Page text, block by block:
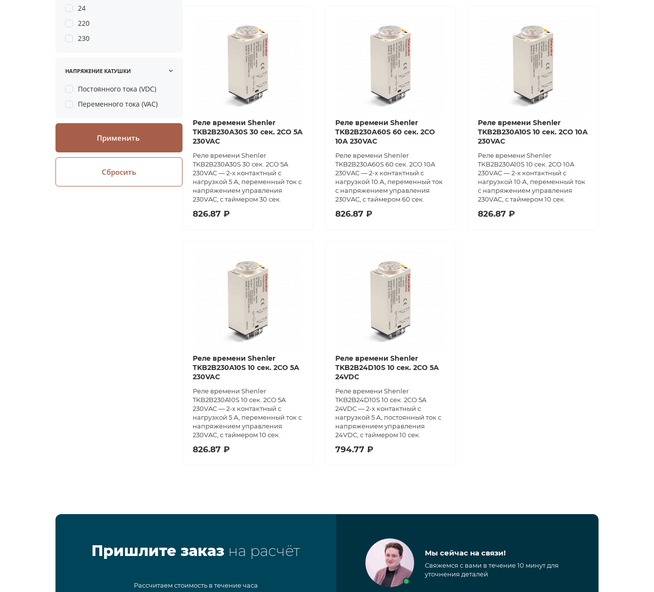
24
220
230
НАПРЯЖЕНИЕ КАТУШКИ
Постоянного тока (VDC)
Переменного тока (VAC)
Применить
Сбросить
Реле времени Shenler
TKB2B230A30S 30 сек. 2СО 5A
230VAC
Реле времени Shenler
TKB2B230A30S 30 сек. 2СО 5A
230VAC — 2-х контактный с
нагрузкой 5 А, переменный ток с
напряжением управления
230VAC, с таймером 30 сек.
826.87 ₽
Реле времени Shenler
TKB2B230A60S 60 сек. 2СО
10A 230VAC
Реле времени Shenler
TKB2B230A60S 60 сек. 2СО 10A
230VAC — 2-х контактный с
нагрузкой 10 А, переменный ток
с напряжением управления
230VAC, с таймером 60 сек.
826.87 ₽
Реле времени Shenler
TKB2B230A10S 10 сек. 2СО 10A
230VAC
Реле времени Shenler
TKB2B230A10S 10 сек. 2СО 10A
230VAC — 2-х контактный с
нагрузкой 10 А, переменный ток
с напряжением управления
230VAC, с таймером 10 сек.
826.87 ₽
Реле времени Shenler
TKB2B230A10S 10 сек. 2CO 5A
230VAC
Реле времени Shenler
TKB2B230A10S 10 сек. 2CO 5A
230VAC — 2-х контактный с
нагрузкой 5 А, переменный ток с
напряжением управления
230VAC, с таймером 10 сек.
826.87 ₽
Реле времени Shenler
TKB2B24D10S 10 сек. 2CO 5A
24VDC
Реле времени Shenler
TKB2B24D10S 10 сек. 2CO 5A
24VDC — 2-х контактный с
нагрузкой 5 А, постоянный ток с
напряжением управления
24VDC, с таймером 10 сек.
794.77 ₽
Пришлите заказ на расчёт
Рассчитаем стоимость в течение часа
Мы сейчас на связи!
Свяжемся с вами в течение 10 минут для
уточнения деталей